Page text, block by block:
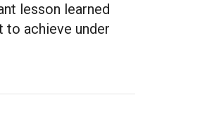
lesson learned
achieve under